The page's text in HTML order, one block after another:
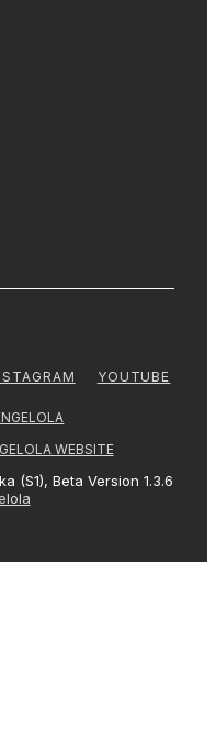
YOUTUBE
WEBSITE
(S1), Beta Version 1.3.6